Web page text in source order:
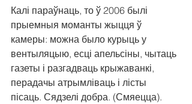
Калі параўнаць, то ў 2006 былі
прыемныя моманты жыцця ў
камеры: можна было курыць у
вентыляцыю, есці апельсіны, чытаць
газеты і разгадваць крыжаванкі,
перадачы атрымліваць і лісты
пісаць. Сядзелі добра. (Смяецца).